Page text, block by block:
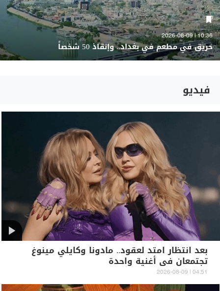
10:36 | 2026-08-09
حريق في مطعم في بغداد.. وإنقاذ 50 شخصاً
فيديو
بعد انتظار امتد لعقود.. مادونا وكايلي مينوغ
تجتمعان في أغنية واحدة
04:51 | 2026-08-09